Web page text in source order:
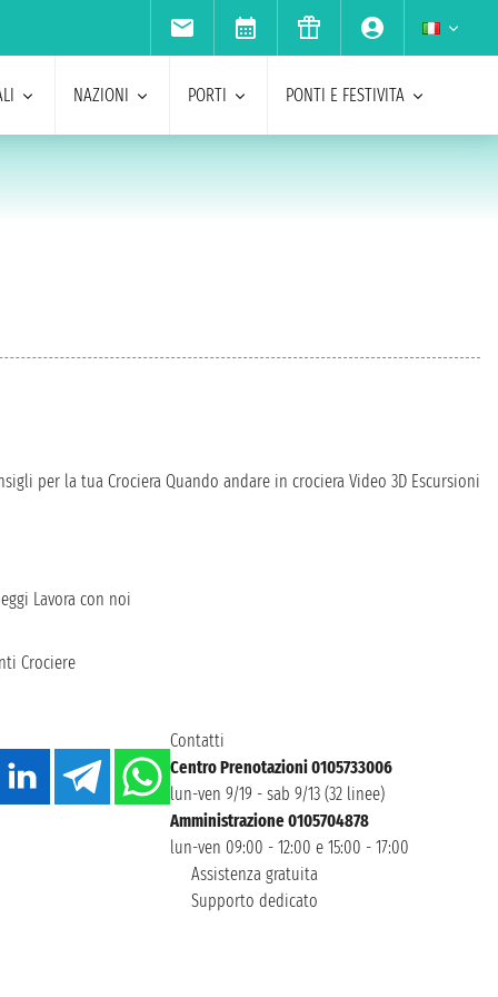
NAZIONI PORTI PONTI E FESTIVITA
per la tua Crociera Quando andare in crociera Video 3D Escursioni
Lavora con noi
Crociere
Contatti
Centro Prenotazioni 0105733006
lun-ven 9/19 - sab 9/13 (32 linee)
Amministrazione 0105704878
lun-ven 09:00 - 12:00 e 15:00 - 17:00
Assistenza gratuita
Supporto dedicato